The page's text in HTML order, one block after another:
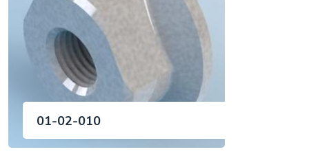
01-02-010